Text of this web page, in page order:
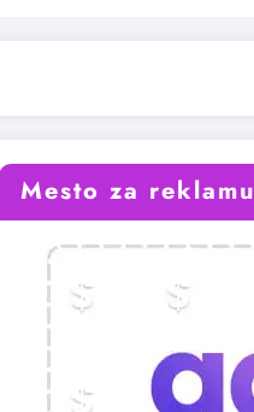
Mesto za reklamu